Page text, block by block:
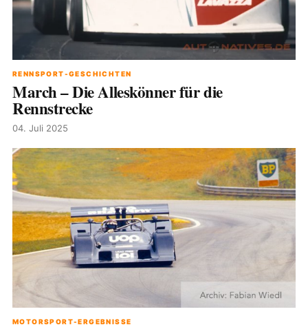
RENNSPORT-GESCHICHTEN
March – Die Alleskönner für die
Rennstrecke
04. Juli 2025
MOTORSPORT-ERGEBNISSE